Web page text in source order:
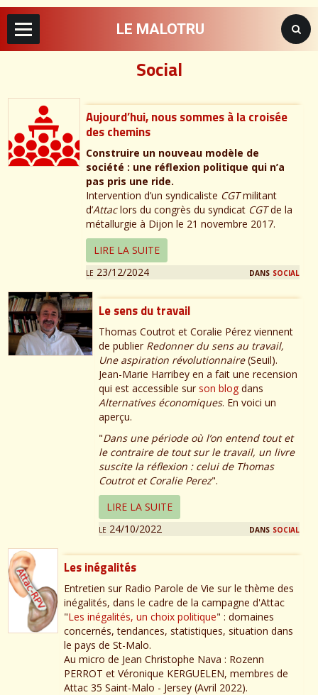
LE MALOTRU
Social
Aujourd’hui, nous sommes à la croisée
des chemins
le 23/12/2024 dans social
Construire un nouveau modèle de
société : une réflexion politique qui n’a
pas pris une ride.
Intervention d’un syndicaliste CGTmilitant
d’Attaclors du congrès du syndicat CGTde la
métallurgie à Dijon le 21 novembre 2017.
LIRE LA SUITE
Le sens du travail
le 24/10/2022 dans social
Thomas Coutrot et Coralie Pérez viennent
de publier Redonner du sens au travail,
Une aspiration révolutionnaire(Seuil).
Jean-Marie Harribey en a fait une recension
qui est accessible sur son blog dans
Alternatives économiques. En voici un
aperçu.
"Dans une période où l’on entend tout et
le contraire de tout sur le travail, un livre
suscite la réflexion : celui de Thomas
Coutrot et Coralie Perez".
LIRE LA SUITE
Les inégalités
Entretien sur Radio Parole de Vie sur le thème des
inégalités, dans le cadre de la campagne d'Attac
"Les inégalités, un choix politique" : domaines
concernés, tendances, statistiques, situation dans
le pays de St-Malo.
Au micro de Jean Christophe Nava : Rozenn
PERROT et Véronique KERGUELEN, membres de
Attac 35 Saint-Malo - Jersey (Avril 2022).